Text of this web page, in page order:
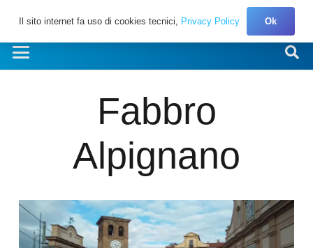
Fabbro
Alpignano
Il sito internet fa uso di cookies tecnici, Privacy Policy Ok